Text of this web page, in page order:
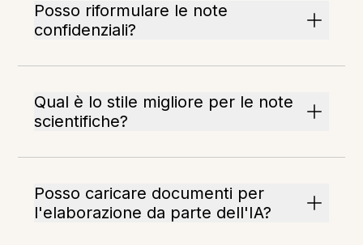
Posso riformulare le note
confidenziali?
Qual è lo stile migliore per le note
scientifiche?
Posso caricare documenti per
l'elaborazione da parte dell'IA?